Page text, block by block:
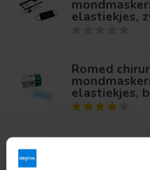
elastiekjes,
Romed
elastiekjes,